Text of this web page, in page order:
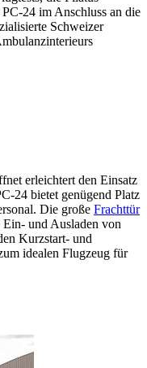
24 im Anschluss an die
Schweizer
erleichtert den Einsatz
24 bietet genügend Platz
Die große Frachttür
Ein- und Ausladen von
Kurzstart- und
idealen Flugzeug für